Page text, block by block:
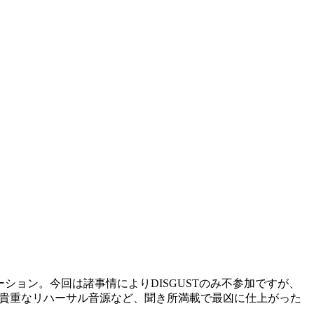
ョン。今回は諸事情によりDISGUSTのみ不参加ですが、
なリハーサル音源など、聞き所満載で最凶に仕上がった